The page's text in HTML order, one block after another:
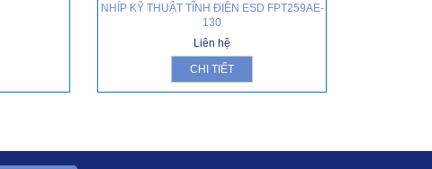
NHÍP KỸ THUẬT TĨNH ĐIỆN ESD FPT259AE-
130
Liên hệ
CHI TIẾT